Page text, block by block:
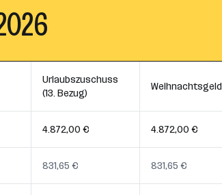
Urlaubszuschuss
(13. Bezug)
Weihnachtsgeld
4.872,00 € 4.872,00 €
831,65 € 831,65 €